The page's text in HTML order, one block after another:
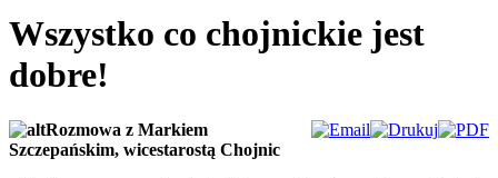
Wszystko co chojnickie jest
dobre!
Rozmowa z Markiem
Szczepańskim, wicestarostą Chojnic